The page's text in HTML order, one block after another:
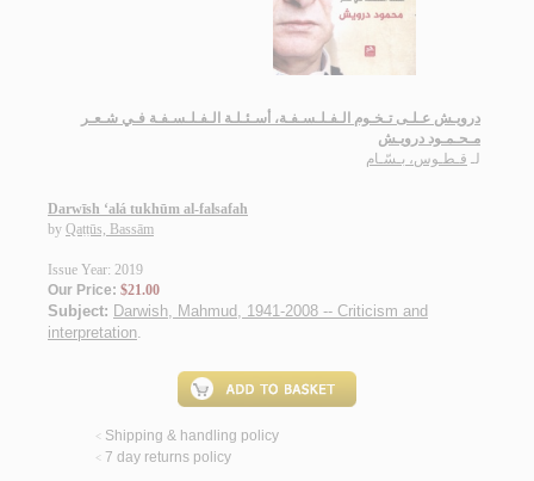
درويـش عـلـى تـخـوم الـفـلـسـفـة، أسـئـلـة الـفـلـسـفـة فـي شـعـر
مـحـمـود درويـش
لـ قـطـوس، بـسّـام
Darwīsh ‘alá tukhūm al-falsafah
by Qaṭṭūs, Bassām
Issue Year: 2019
Our Price: $21.00
Subject: Darwish, Mahmud, 1941-2008 -- Criticism and
interpretation.
< Shipping & handling policy
< 7 day returns policy